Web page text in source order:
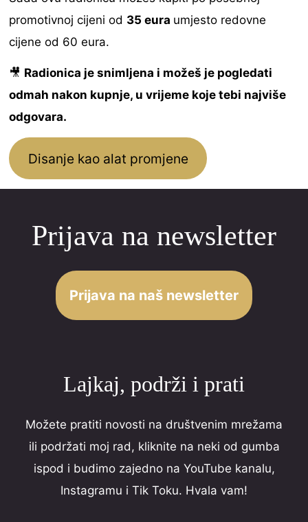
promotivnoj cijeni od 35 eura umjesto redovne
cijene od 60 eura.
🎥 Radionica je snimljena i možeš je pogledati
odmah nakon kupnje, u vrijeme koje tebi najviše
odgovara.
Disanje kao alat promjene
Prijava na newsletter
Prijava na naš newsletter
Lajkaj, podrži i prati
Možete pratiti novosti na društvenim mrežama
ili podržati moj rad, kliknite na neki od gumba
ispod i budimo zajedno na YouTube kanalu,
Instagramu i Tik Toku. Hvala vam!